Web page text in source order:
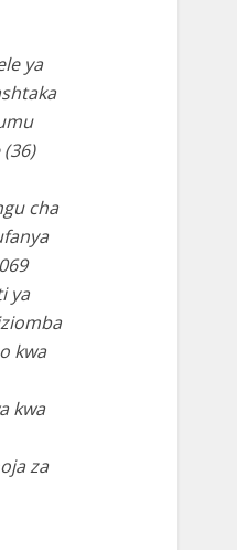
ya
cha
ya
kwa
kwa
za